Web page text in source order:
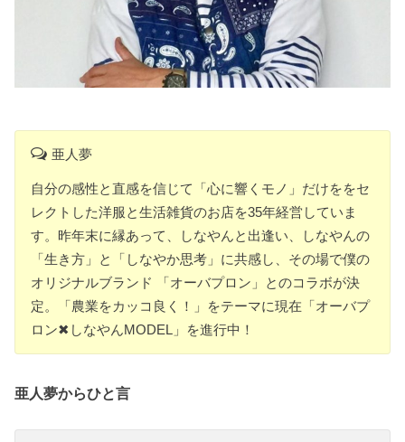
亜人夢
自分の感性と直感を信じて「心に響くモノ」だけををセ
レクトした洋服と生活雑貨のお店を35年経営していま
す。昨年末に縁あって、しなやんと出逢い、しなやんの
「生き方」と「しなやか思考」に共感し、その場で僕の
オリジナルブランド 「オーバプロン」とのコラボが決
定。「農業をカッコ良く！」をテーマに現在「オーバプ
ロン✖︎しなやんMODEL」を進行中！
亜人夢からひと言